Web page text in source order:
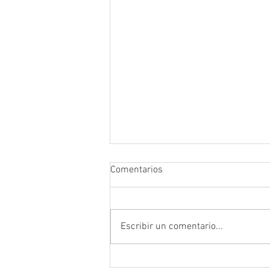
Comentarios
Escribir un comentario...